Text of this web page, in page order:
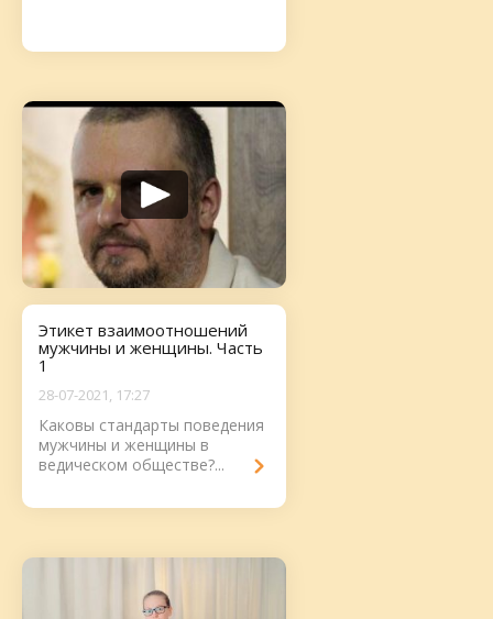
Этикет взаимоотношений
мужчины и женщины. Часть
1
28-07-2021, 17:27
Каковы стандарты поведения
мужчины и женщины в
ведическом обществе?...